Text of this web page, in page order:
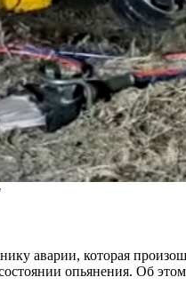
аварии, которая
опьянения. Об